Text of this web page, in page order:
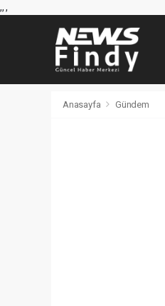
,,,
Anasayfa Gündem